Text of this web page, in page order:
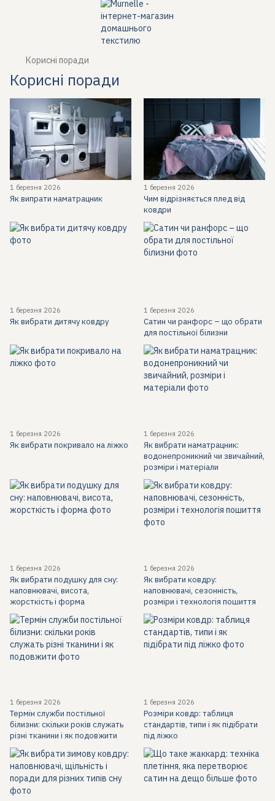
Корисні поради
Корисні поради
1 березня 2026
Як випрати наматрацник
1 березня 2026
Чим відрізняється плед від
ковдри
1 березня 2026
Як вибрати дитячу ковдру
1 березня 2026
Сатин чи ранфорс – що обрати
для постільної білизни
1 березня 2026
Як вибрати покривало на ліжко
1 березня 2026
Як вибрати наматрацник:
водонепроникний чи звичайний,
розміри і матеріали
1 березня 2026
Як вибрати подушку для сну:
наповнювачі, висота,
жорсткість і форма
1 березня 2026
Як вибрати ковдру:
наповнювачі, сезонність,
розміри і технологія пошиття
1 березня 2026
Термін служби постільної
білизни: скільки років служать
різні тканини і як подовжити
1 березня 2026
Розміри ковдр: таблиця
стандартів, типи і як підібрати
під ліжко